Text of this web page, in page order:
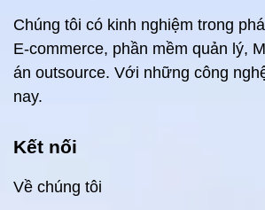
Chúng tôi có kinh nghiệm trong
E-commerce, phần mềm quản lý,
án outsource. Với những công
nay.
Kết nối
Về chúng tôi